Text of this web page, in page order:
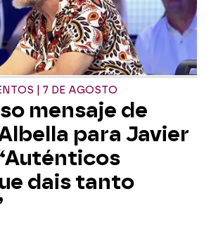
| 7 DE AGOSTO
mensaje de
para Javier
dais tanto